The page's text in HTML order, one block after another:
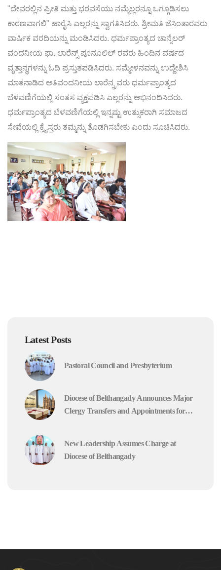
"ದೇವರಲ್ಲಿನ ಪ್ರೀತಿ ಮತ್ತು ಭರವಸೆಯು ನಮ್ಮೆಲ್ಲರನ್ನೂ ಒಗ್ಗೂಡಿಸಲು
ಕಾರಣವಾಗಲಿ" ಹಾರೈಸಿ ಎಲ್ಲರನ್ನು ಸ್ವಾಗತಿಸಿದರು. ಶ್ರೀಮತಿ ಜೆಸಿಂತಾರವರು
ವಾರ್ಷಿಕ ವರದಿಯನ್ನು ಮಂಡಿಸಿದರು. ಧರ್ಮಪ್ರಾಂತ್ಯದ ಚಾನ್ಸೆಲರ್
ವಂದನೀಯ ಫಾ. ಲಾರೆನ್ಸ್ ಪೂನೂಲಿಲ್ ರವರು ಹಿಂದಿನ ವರ್ಷದ
ವೃತ್ತಾನ್ಥಗಳನ್ನು ಓದಿ ಪ್ರಸ್ತುತಪಡಿಸಿದರು. ಸಮ್ಮೇಳನವನ್ನು ಉದ್ದೇಶಿಸಿ
ಮಾತನಾಡಿದ ಅತಿವಂದನೀಯ ಲಾರೆನ್ಸ್ರವರು ಧರ್ಮಪ್ರಾಂತ್ಯದ
ಬೆಳವಣಿಗೆಯಲ್ಲಿ ಸಂತಸ ವ್ಯಕ್ತಪಡಿಸಿ ಎಲ್ಲರನ್ನು ಅಭಿನಂದಿಸಿದರು.
ಧರ್ಮಪ್ರಾಂತ್ಯದ ಬೆಳವಣಿಗೆಯಲ್ಲಿ ಇನ್ನಷ್ಟು ಉತ್ಸುಕರಾಗಿ ಸಮಾಜದ
ಸೇವೆಯಲ್ಲಿ ಕ್ರೈಸ್ತರು ತಮ್ಮನ್ನು ತೊಡಗಿಸಬೇಕು ಎಂದು ಸೂಚಿಸಿದರು.
Latest Posts
Pastoral Council and Presbyterium
Diocese of Belthangady Announces Major
Clergy Transfers and Appointments for
New Leadership Assumes Charge at
Diocese of Belthangady